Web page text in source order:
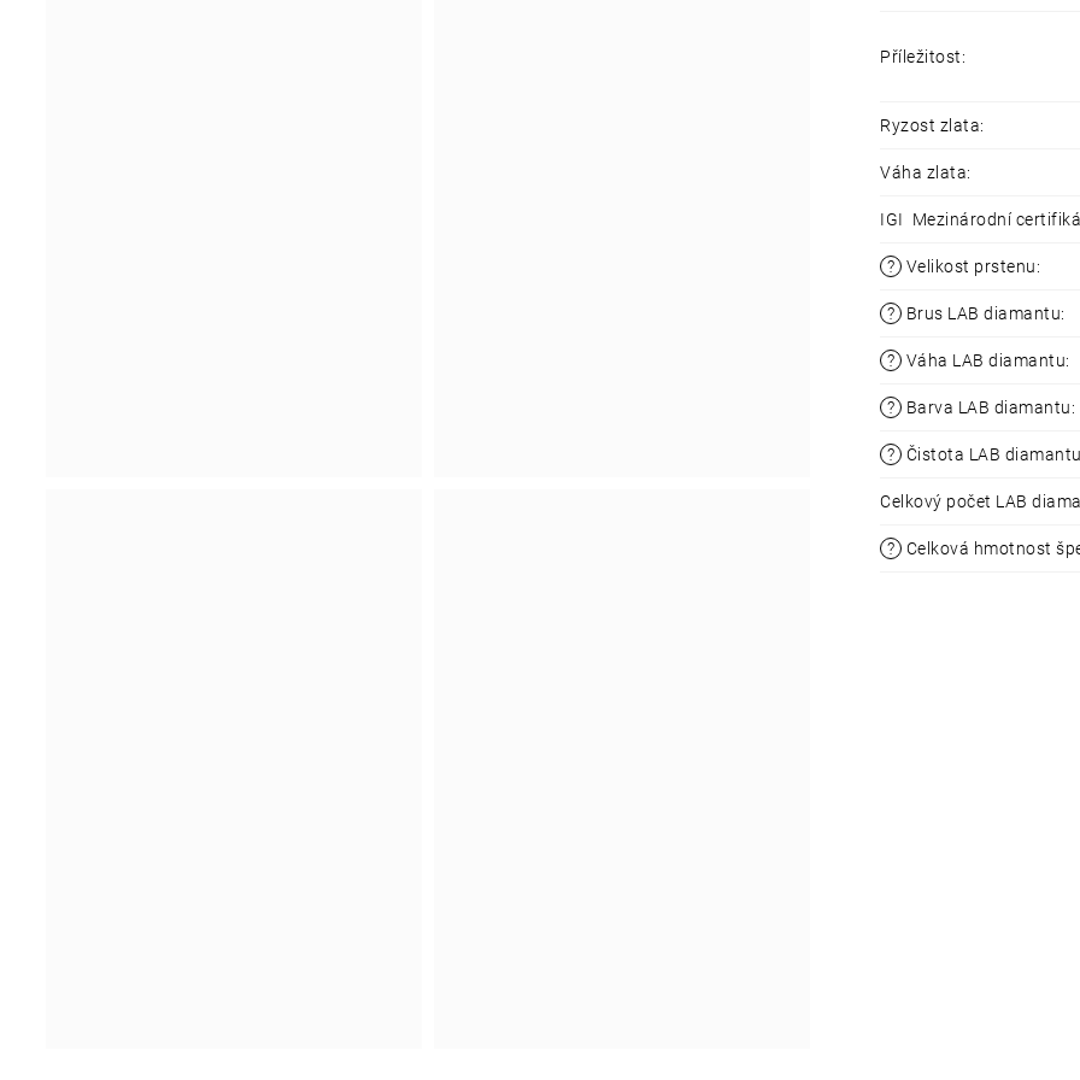
Příležitost:
Ryzost zlata:
Váha zlata:
IGI Mezinárodní
? Velikost prstenu:
? Brus LAB diamantu:
? Váha LAB diamantu:
? Barva LAB diamantu:
? Čistota LAB diamantu
Celkový počet LAB
? Celková hmotnost